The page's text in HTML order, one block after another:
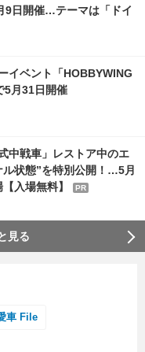
9日開催…テーマは「ドイ
イベント「HOBBYWING
5月31日開催
中戦車」レストア中のエ
状態”を特別公開！…5月
入場無料】
PR
見る
車 File